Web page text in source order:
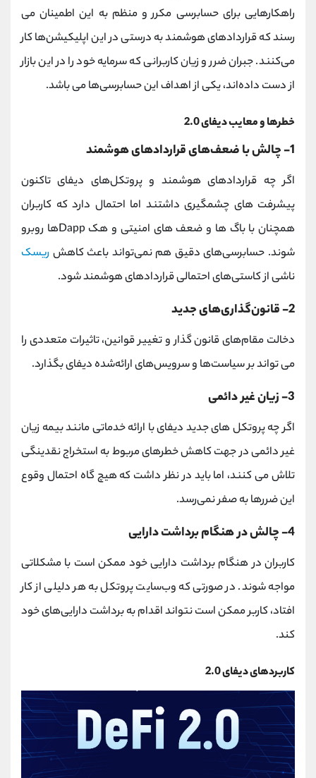
راهکارهایی برای حسابرسی مکرر و منظم به این اطمینان می
رسند که قراردادهای هوشمند به‌ درستی در این اپلیکیشن‌ها کار
می‌کنند. جبران ضرر و زیان کاربرانی که سرمایه‌ خود را در این بازار
از دست داده‌اند، یکی از اهداف این حسابرسی‌ها می باشد.
خطرها و معایب دیفای 2.0
1- چالش با ضعف‌های قراردادهای هوشمند
اگر چه قراردادهای هوشمند و پروتکل‌های دیفای تاکنون
پیشرفت های چشمگیری داشتند اما احتمال دارد که کاربران
همچنان با باگ ‌ها و ضعف ‌های امنیتی و هک Dappها روبرو
شوند. حسابرسی‌های دقیق هم نمی‌تواند باعث کاهش ریسک
ناشی از کاستی‌های احتمالی قراردادهای هوشمند شود.
2- قانون‌گذاری‌های جدید
دخالت مقام‌های قانون‌ گذار و تغییر قوانین، تاثیرات متعددی را
می تواند بر سیاست‌ها و سرویس‌های ارائه‌شده دیفای بگذارد.
3- زیان غیر دائمی
اگر چه پروتکل‌ های جدید دیفای با ارائه خدماتی مانند بیمه زیان
غیر دائمی در جهت کاهش خطرهای مربوط به استخراج نقدینگی
تلاش می کنند، اما باید در نظر داشت که هیچ گاه احتمال وقوع
این ضررها به صفر نمی‌رسد.
4- چالش در هنگام برداشت دارایی
کاربران در هنگام برداشت دارایی خود ممکن است با مشکلاتی
مواجه شوند. در صورتی که وب‌سایت پروتکل به هر دلیلی از کار
افتاد، کاربر ممکن است نتواند اقدام به برداشت دارایی‌های خود
کند.
کاربردهای دیفای 2.0